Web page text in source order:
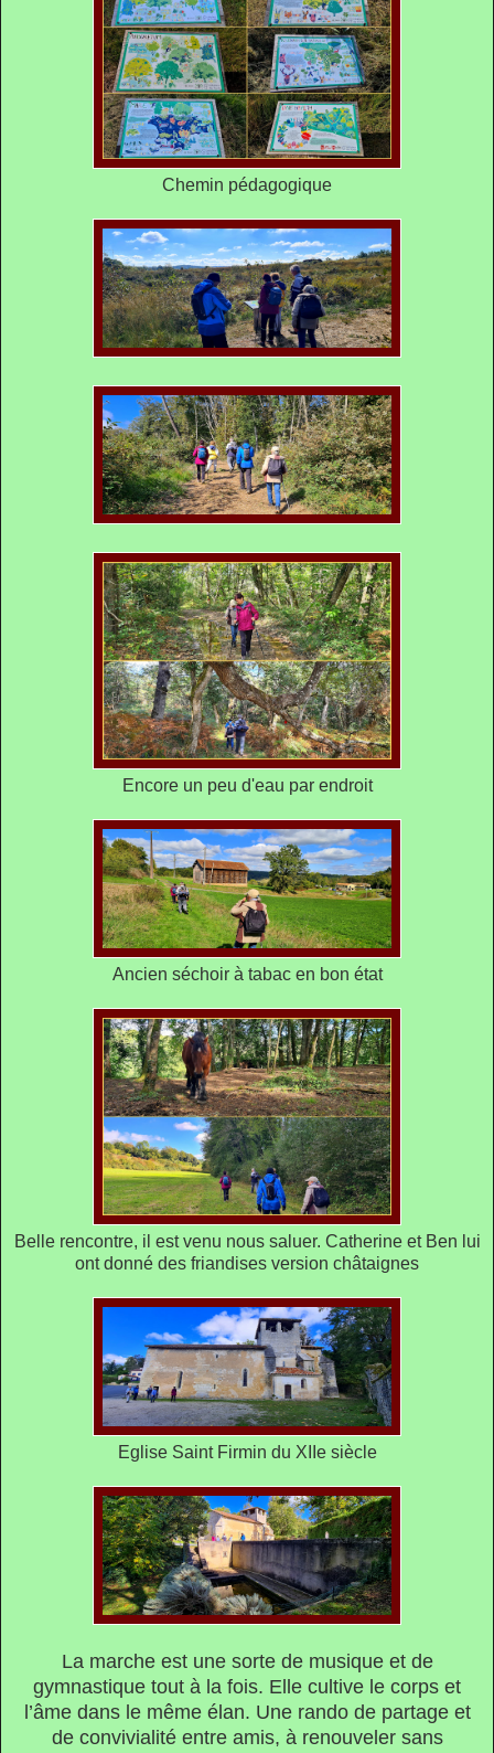
Chemin pédagogique
Encore un peu d'eau par endroit
Ancien séchoir à tabac en bon état
Belle rencontre, il est venu nous saluer. Catherine et Ben lui
ont donné des friandises version châtaignes
Eglise Saint Firmin du XIIe siècle
La marche est une sorte de musique et de
gymnastique tout à la fois. Elle cultive le corps et
l’âme dans le même élan. Une rando de partage et
de convivialité entre amis, à renouveler sans